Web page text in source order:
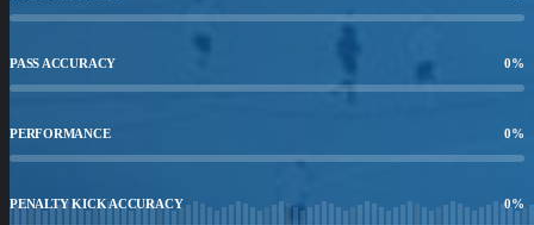
PASS ACCURACY 0%
PERFORMANCE 0%
PENALTY KICK ACCURACY 0%